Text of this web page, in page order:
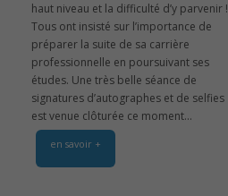
haut niveau et la difficulté d’y parvenir !
Tous ont insisté sur l’importance de
préparer la suite de sa carrière
professionnelle en poursuivant ses
études. Une très belle séance de
signatures d’autographes et de selfies
est venue clôturée ce moment...
en savoir +